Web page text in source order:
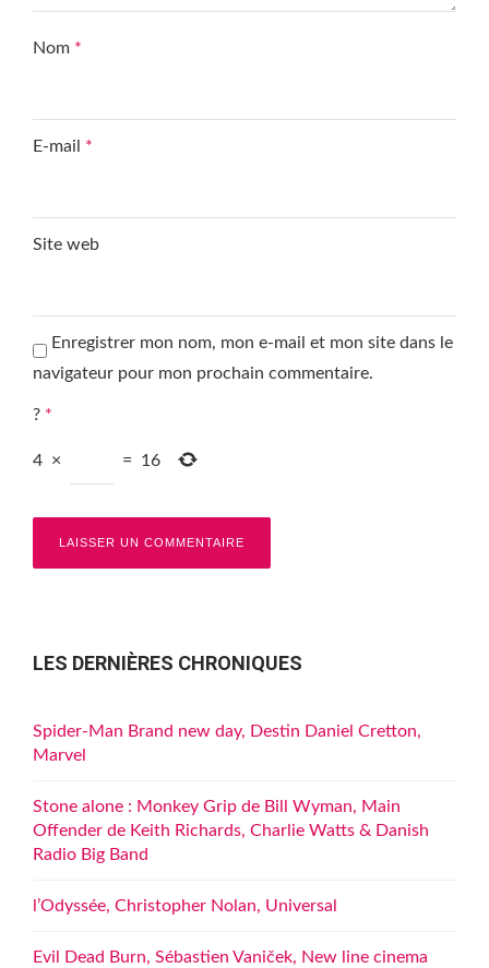
Nom *
E-mail *
Site web
Enregistrer mon nom, mon e-mail et mon site dans le
navigateur pour mon prochain commentaire.
? *
4 × = 16
LES DERNIÈRES CHRONIQUES
Spider-Man Brand new day, Destin Daniel Cretton,
Marvel
Stone alone : Monkey Grip de Bill Wyman, Main
Offender de Keith Richards, Charlie Watts & Danish
Radio Big Band
l’Odyssée, Christopher Nolan, Universal
Evil Dead Burn, Sébastien Vaniček, New line cinema